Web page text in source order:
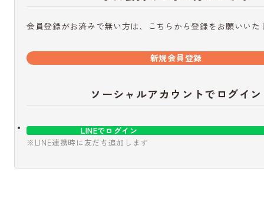
会員登録がお済みで無い方は、こちらから登録をお願いいた
新規会員登録
ソーシャルアカウントでログイン
LINEでログイン
※LINE連携時に友だち追加します